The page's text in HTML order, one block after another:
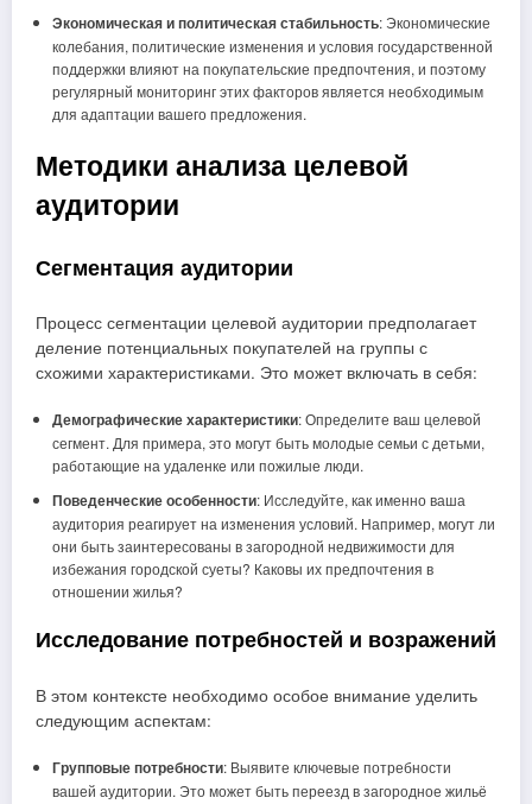
Экономическая и политическая стабильность: Экономические
колебания, политические изменения и условия государственной
поддержки влияют на покупательские предпочтения, и поэтому
регулярный мониторинг этих факторов является необходимым
для адаптации вашего предложения.
Методики анализа целевой
аудитории
Сегментация аудитории
Процесс сегментации целевой аудитории предполагает
деление потенциальных покупателей на группы с
схожими характеристиками. Это может включать в себя:
Демографические характеристики: Определите ваш целевой
сегмент. Для примера, это могут быть молодые семьи с детьми,
работающие на удаленке или пожилые люди.
Поведенческие особенности: Исследуйте, как именно ваша
аудитория реагирует на изменения условий. Например, могут ли
они быть заинтересованы в загородной недвижимости для
избежания городской суеты? Каковы их предпочтения в
отношении жилья?
Исследование потребностей и возражений
В этом контексте необходимо особое внимание уделить
следующим аспектам:
Групповые потребности: Выявите ключевые потребности
вашей аудитории. Это может быть переезд в загородное жильё